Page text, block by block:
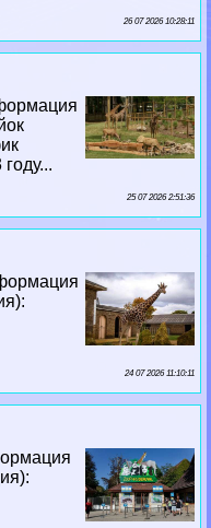
26 07 2026 10:28:11
25 07 2026 2:51:36
24 07 2026 11:10:11